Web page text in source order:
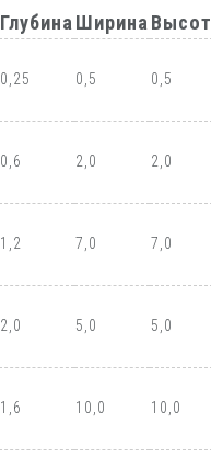
Глубина Ширина
0,25 0,5 0,5
0,6 2,0 2,0
1,2 7,0 7,0
2,0 5,0 5,0
1,6 10,0 10,0